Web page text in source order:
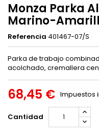
Monza Parka
Marino-
Referencia 401467-07/S
Parka de trabajo
acolchado, cremallera
68,45 € Impuestos
Cantidad